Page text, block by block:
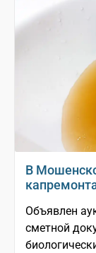
В
Объявлен
сметной